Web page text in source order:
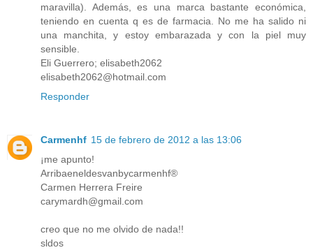
maravilla). Además, es una marca bastante económica,
teniendo en cuenta q es de farmacia. No me ha salido ni
una manchita, y estoy embarazada y con la piel muy
sensible.
Eli Guerrero; elisabeth2062
elisabeth2062@hotmail.com
Responder
Carmenhf 15 de febrero de 2012 a las 13:06
¡me apunto!
Arribaeneldesvanbycarmenhf®
Carmen Herrera Freire
carymardh@gmail.com
creo que no me olvido de nada!!
sldos